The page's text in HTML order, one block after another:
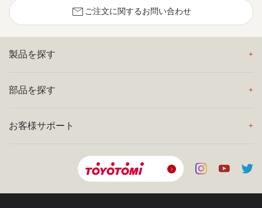
mail ご注文に関するお問い合わせ
製品を探す
部品を探す
お客様サポート